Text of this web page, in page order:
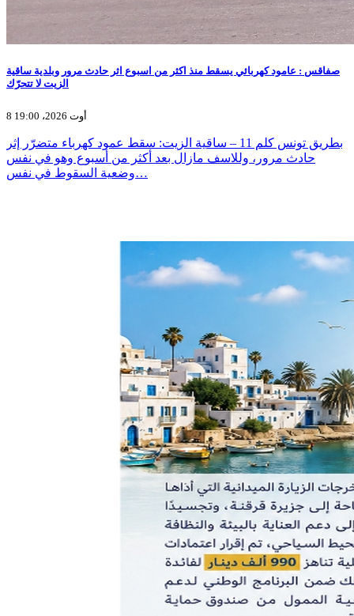
صفاقس : عامود كهربائي يسقط منذ اكثر من اسبوع اثر حادث مرور وبلدية ساقية
الزيت لا تتحرّك
8 أوت 2026، 19:00
بطريق تونس كلم 11 – ساقية الزيت: سقط عمود كهرباء متضرّر إثر
حادث مرور، وللاسف مازال بعد أكثر من أسبوع وهو في نفس
وضعية السقوط في نفس…